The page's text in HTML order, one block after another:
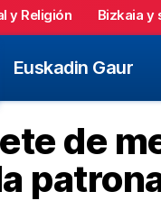
y Religión Bizkaia y
Euskadin Gaur
de